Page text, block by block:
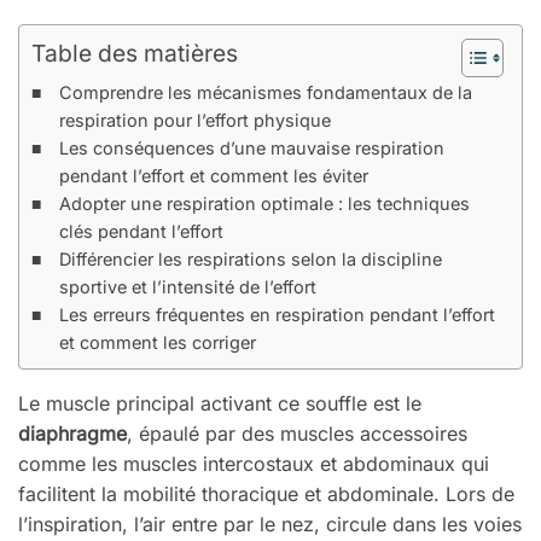
Table des matières
Comprendre les mécanismes fondamentaux de la
respiration pour l’effort physique
Les conséquences d’une mauvaise respiration
pendant l’effort et comment les éviter
Adopter une respiration optimale : les techniques
clés pendant l’effort
Différencier les respirations selon la discipline
sportive et l’intensité de l’effort
Les erreurs fréquentes en respiration pendant l’effort
et comment les corriger
Le muscle principal activant ce souffle est le
diaphragme, épaulé par des muscles accessoires
comme les muscles intercostaux et abdominaux qui
facilitent la mobilité thoracique et abdominale. Lors de
l’inspiration, l’air entre par le nez, circule dans les voies